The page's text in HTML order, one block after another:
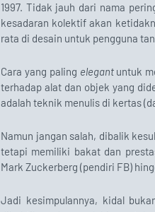
1997. Tidak jauh dari nama
kesadaran kolektif akan
rata di desain untuk pengguna
Cara yang paling elegant untuk
terhadap alat dan objek yang
adalah teknik menulis di kertas
Namun jangan salah, dibalik
tetapi memiliki bakat dan
Mark Zuckerberg (pendiri FB)
Jadi kesimpulannya, kidal